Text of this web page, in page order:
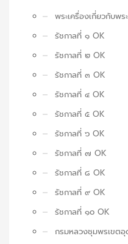
พระเครื่องเกี่ยวกับพ
รัชกาลที่ ๑ OK
รัชกาลที่ ๒ OK
รัชกาลที่ ๓ OK
รัชกาลที่ ๔ OK
รัชกาลที่ ๕ OK
รัชกาลที่ ๖ OK
รัชกาลที่ ๗ OK
รัชกาลที่ ๘ OK
รัชกาลที่ ๙ OK
รัชกาลที่ ๑๐ OK
กรมหลวงชุมพรเขต